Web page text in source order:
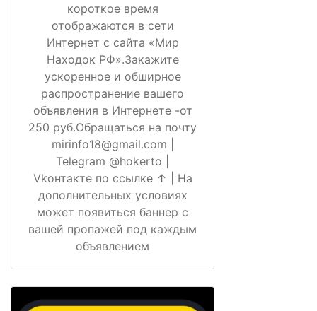
короткое время
отображаются в сети
Интернет с сайта «Мир
Находок РФ».Закажите
ускоренное и обширное
распространение вашего
объявления в Интернете -от
250 руб.Обращаться на почту
mirinfo18@gmail.com |
Telegram @hokerto |
Vkонтакте по ссылке ↑ | На
дополнительных условиях
может появиться баннер с
вашей пропажей под каждым
объявлением